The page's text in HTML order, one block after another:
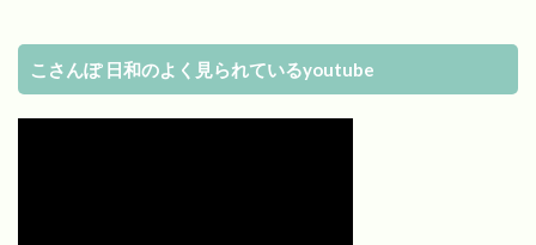
こさんぽ 日和のよく見られているyoutube